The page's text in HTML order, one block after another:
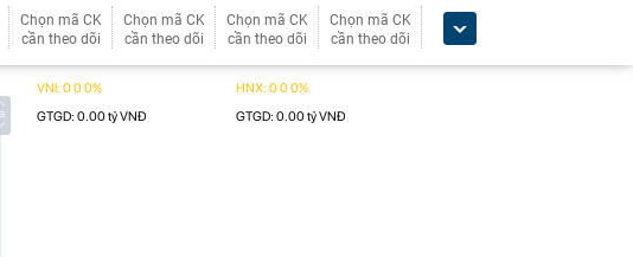
Chọn mã CK
cần theo dõi
Chọn mã CK
cần theo dõi
Chọn mã CK
cần theo dõi
Chọn mã CK
cần theo dõi